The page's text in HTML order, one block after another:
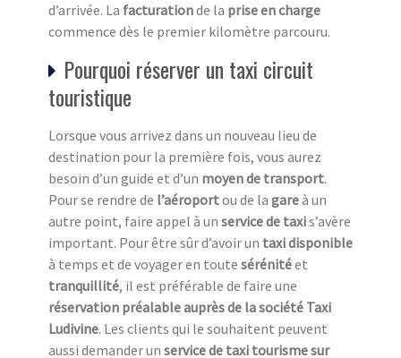
d’arrivée. La facturationde la prise en charge
commence dès le premier kilomètre parcouru.
Pourquoi réserver un taxi circuit
touristique
Lorsque vous arrivez dans un nouveau lieu de
destination pour la première fois, vous aurez
besoin d’un guide et d’un moyen de transport.
Pour se rendre de l’aéroportou de la gareà un
autre point, faire appel à un service de taxis’avère
important. Pour être sûr d’avoir un taxi disponible
à temps et de voyager en toute sérénitéet
tranquillité, il est préférable de faire une
réservation préalable auprès de la société Taxi
Ludivine. Les clients qui le souhaitent peuvent
aussi demander un service de taxi tourisme sur